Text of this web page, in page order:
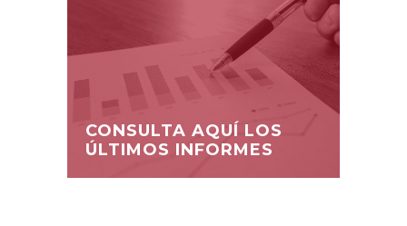
CONSULTA AQUÍ LOS
ÚLTIMOS INFORMES